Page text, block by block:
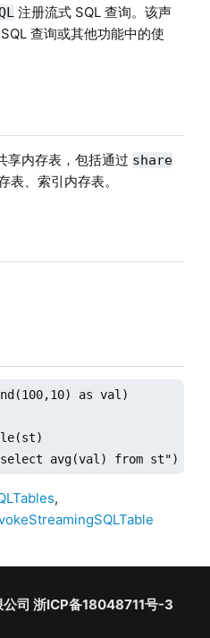
注册流式 SQL 查询。该声
查询或其他功能中的使
享内存表，包括通过 share
表、索引内存表。
as val)
avg(val) from st")
,
司 浙ICP备18048711号-3